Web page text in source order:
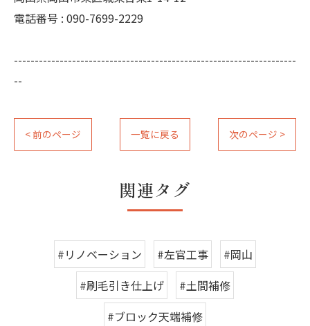
電話番号 : 090-7699-2229
--------------------------------------------------------------------
--
< 前のページ 一覧に戻る 次のページ >
関連タグ
#リノベーション #左官工事
#岡山
#刷毛引き仕上げ
#土間補修
#ブロック天端補修